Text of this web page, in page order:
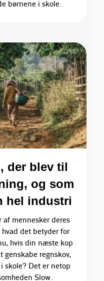
børnene i skole.
der blev til
og som
hel industri
mennesker deres
det betyder for
hvis din næste kop
regnskov,
skole? Det er netop
Slow.